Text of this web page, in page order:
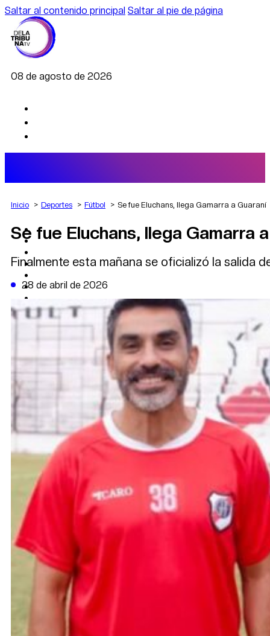
Saltar al contenido principal Saltar al pie de página
08 de agosto de 2026
AGRO
DEPORTES
POLÍTICA
DATA FIRME
DE LA TRIBUNA TV
Inicio Deportes Fútbol Se fue Eluchans, llega Gamarra a Guaraní
Se fue Eluchans, llega Gamarra
Finalmente esta mañana se oficializó la salida
28 de abril de 2026